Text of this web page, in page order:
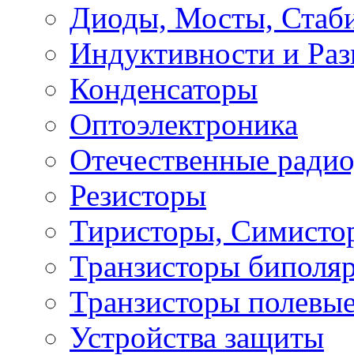
Диоды, Мосты,
Индуктивности и
Конденсаторы
Оптоэлектроника
Отечественные
Резисторы
Тиристоры,
Транзисторы
Транзисторы
Устройства защиты